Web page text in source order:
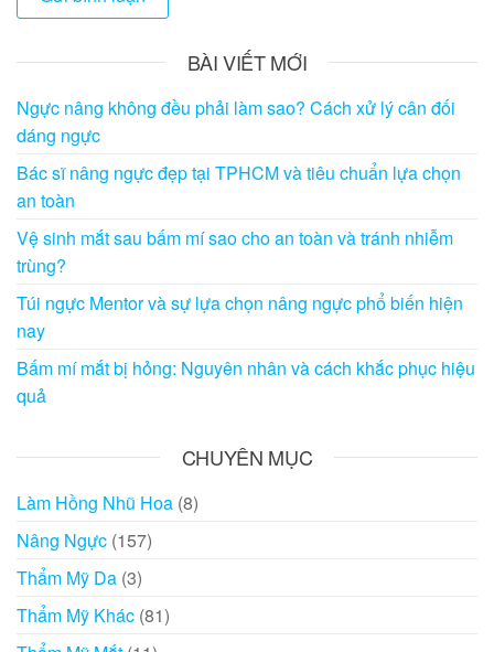
BÀI VIẾT MỚI
Ngực nâng không đều phải làm sao? Cách xử lý cân đối
dáng ngực
Bác sĩ nâng ngực đẹp tại TPHCM và tiêu chuẩn lựa chọn
an toàn
Vệ sinh mắt sau bấm mí sao cho an toàn và tránh nhiễm
trùng?
Túi ngực Mentor và sự lựa chọn nâng ngực phổ biến hiện
nay
Bấm mí mắt bị hỏng: Nguyên nhân và cách khắc phục hiệu
quả
CHUYÊN MỤC
Làm Hồng Nhũ Hoa (8)
Nâng Ngực (157)
Thẩm Mỹ Da (3)
Thẩm Mỹ Khác (81)